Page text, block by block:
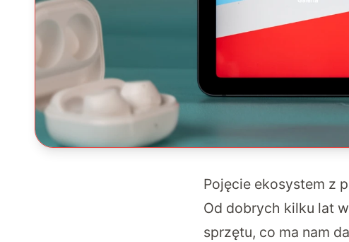
Pojęcie ekosystem z
Od dobrych kilku lat
sprzętu, co ma nam